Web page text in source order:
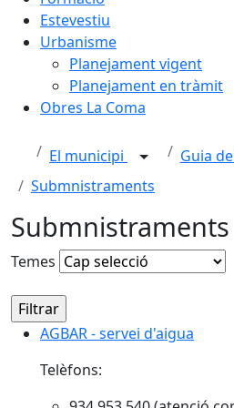
Estevestiu
Urbanisme
Planejament vigent
Planejament en tràmit
Obres La Coma
El municipi
Guia
Submnistraments
Submnistraments
Temes
AGBAR - servei d'aigua
AGBAR - servei d'aigua
Telèfons: